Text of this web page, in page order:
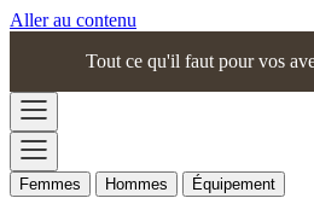
Aller au contenu
Tout ce qu'il faut pour vos
Femmes Hommes Équipement